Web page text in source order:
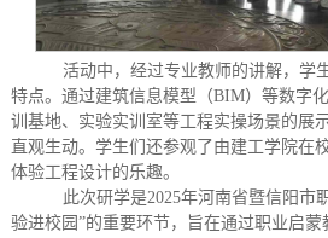
活动中，经过专业教师的讲解，学
特点。通过建筑信息模型（BIM）等数字
训基地、实验实训室等工程实操场景的展
直观生动。学生们还参观了由建工学院在
体验工程设计的乐趣。
此次研学是2025年河南省暨信阳
验进校园”的重要环节，旨在通过职业启